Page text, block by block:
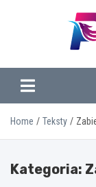
Home Teksty
Kategoria: